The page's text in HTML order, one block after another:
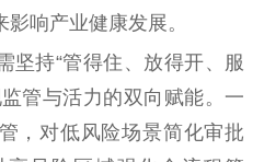
惠民
文化传承
改革
文化产业
活动 紫艺舞台
文明
响产业健康发展。
持“管得住、放得开、服
管与活力的双向赋能。一
，对低风险场景简化审批